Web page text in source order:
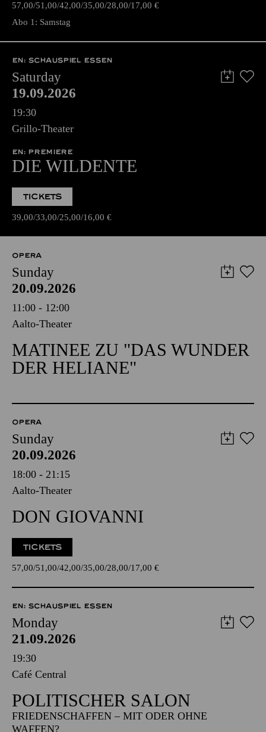
57,00 51,00 42,00 35,00 28,00 17,00 €
Abo 1: Samstag
EN: SCHAUSPIEL ESSEN
Saturday
19.09.2026
19:30
Grillo-Theater
EN: PREMIERE
DIE WILDENTE
TICKETS
39,00 33,00 25,00 16,00 €
OPERA
Sunday
20.09.2026
11:00 - 12:00
Aalto-Theater
MATINEE ZU "DAS WUNDER
DER HELIANE"
OPERA
Sunday
20.09.2026
18:00 - 21:15
Aalto-Theater
DON GIOVANNI
TICKETS
57,00 51,00 42,00 35,00 28,00 17,00 €
EN: SCHAUSPIEL ESSEN
Monday
21.09.2026
19:30
Café Central
POLITISCHER SALON
FRIEDENSCHAFFEN – MIT ODER OHNE
WAFFEN?